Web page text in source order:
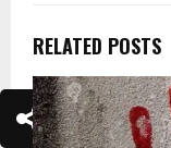
RELATED POSTS